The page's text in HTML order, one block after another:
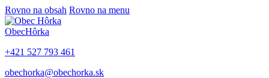
Rovno na obsah Rovno na menu
ObecHôrka
+421 527 793 461
obechorka@obechorka.sk